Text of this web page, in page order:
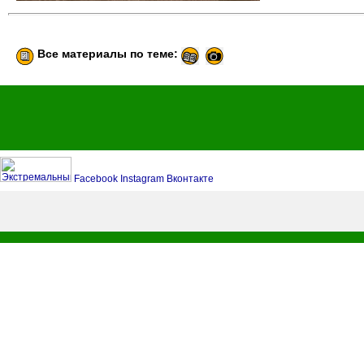
Все материалы по теме:
Facebook Instagram Вконтакте